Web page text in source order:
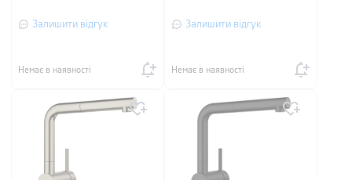
Залишити відгук
Немає в наявності
Залишити відгук
Немає в наявності